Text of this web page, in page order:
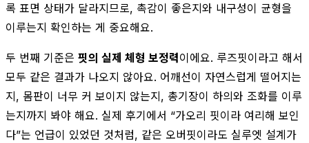
록 표면 상태가 달라지므로, 촉감이 좋은지와 내구성이 균형을
이루는지 확인하는 게 중요해요.
두 번째 기준은 핏의 실제 체형 보정력이에요. 루즈핏이라고 해서
모두 같은 결과가 나오지 않아요. 어깨선이 자연스럽게 떨어지는
지, 몸판이 너무 커 보이지 않는지, 총기장이 하의와 조화를 이루
는지까지 봐야 해요. 실제 후기에서 “가오리 핏이라 여리해 보인
다”는 언급이 있었던 것처럼, 같은 오버핏이라도 실루엣 설계가